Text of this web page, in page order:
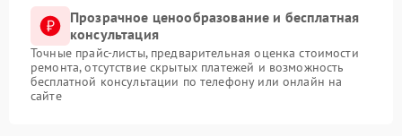
Прозрачное ценообразование и бесплатная
консультация
Точные прайс-листы, предварительная оценка стоимости
ремонта, отсутствие скрытых платежей и возможность
бесплатной консультации по телефону или онлайн на
сайте